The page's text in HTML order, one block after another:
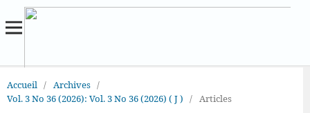
Accueil / Archives /
Vol. 3 No 36 (2026): Vol. 3 No 36 (2026) ( J ) / Articles